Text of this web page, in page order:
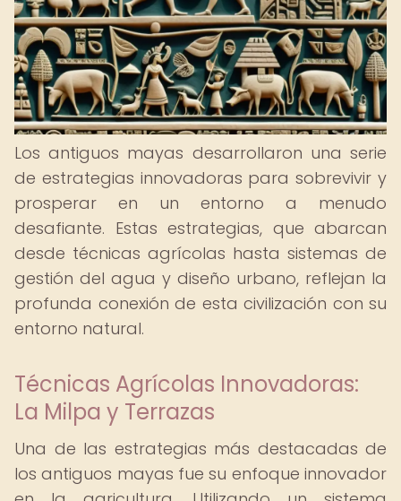
Los antiguos mayas desarrollaron una serie
de estrategias innovadoras para sobrevivir y
prosperar en un entorno a menudo
desafiante. Estas estrategias, que abarcan
desde técnicas agrícolas hasta sistemas de
gestión del agua y diseño urbano, reflejan la
profunda conexión de esta civilización con su
entorno natural.
Técnicas Agrícolas Innovadoras:
La Milpa y Terrazas
Una de las estrategias más destacadas de
los antiguos mayas fue su enfoque innovador